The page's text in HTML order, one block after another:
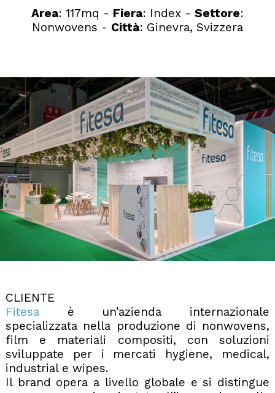
Area: 117mq - Fiera: Index - Settore:
Nonwovens - Città: Ginevra, Svizzera
CLIENTE
Fitesaè un’azienda internazionale
specializzata nella produzione di nonwovens,
film e materiali compositi, con soluzioni
sviluppate per i mercati hygiene, medical,
industrial e wipes.
Il brand opera a livello globale e si distingue